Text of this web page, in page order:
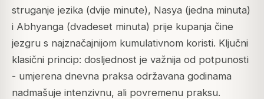
struganje jezika (dvije minute), Nasya (jedna minuta)
i Abhyanga (dvadeset minuta) prije kupanja čine
jezgru s najznačajnijom kumulativnom koristi. Ključni
klasični princip: dosljednost je važnija od potpunosti
- umjerena dnevna praksa održavana godinama
nadmašuje intenzivnu, ali povremenu praksu.